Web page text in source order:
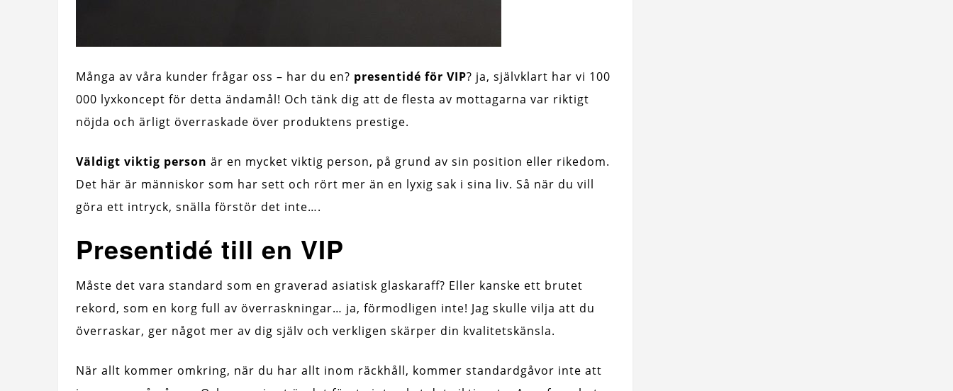
Många av våra kunder frågar oss – har du en? presentidé för VIP? ja, självklart har vi 100
000 lyxkoncept för detta ändamål! Och tänk dig att de flesta av mottagarna var riktigt
nöjda och ärligt överraskade över produktens prestige.
Väldigt viktig person är en mycket viktig person, på grund av sin position eller rikedom.
Det här är människor som har sett och rört mer än en lyxig sak i sina liv. Så när du vill
göra ett intryck, snälla förstör det inte….
Presentidé till en VIP
Måste det vara standard som en graverad asiatisk glaskaraff? Eller kanske ett brutet
rekord, som en korg full av överraskningar… ja, förmodligen inte! Jag skulle vilja att du
överraskar, ger något mer av dig själv och verkligen skärper din kvalitetskänsla.
När allt kommer omkring, när du har allt inom räckhåll, kommer standardgåvor inte att